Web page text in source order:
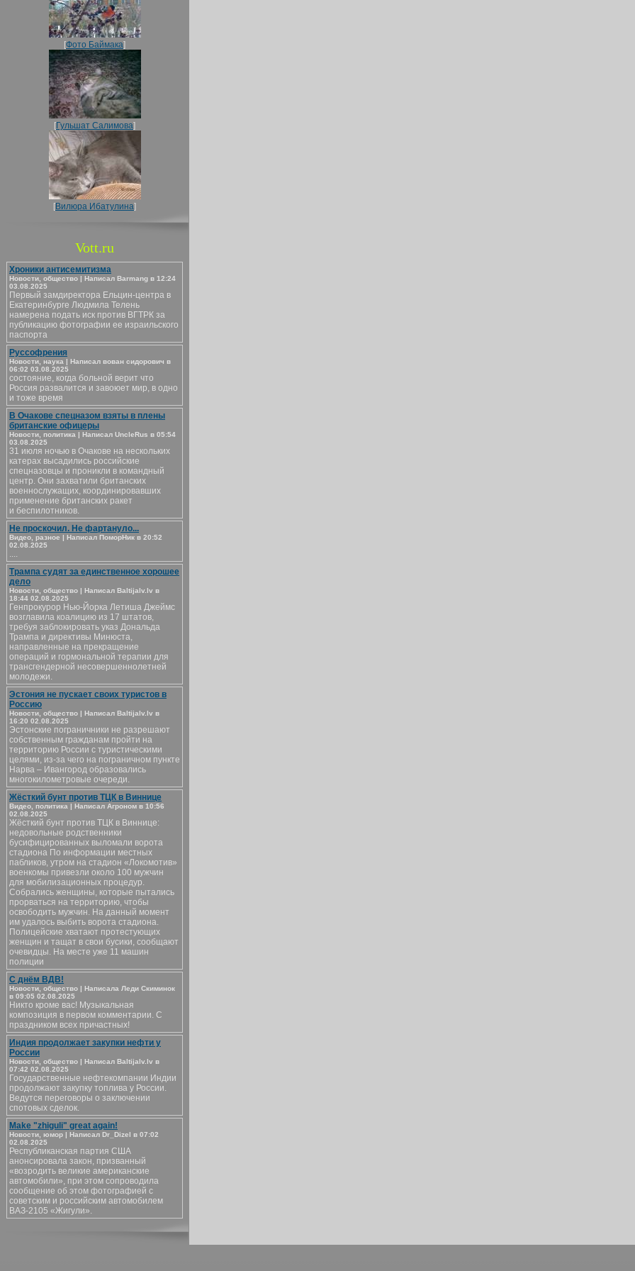
[Фото Баймака]
[Гульшат Салимова]
[Вилюра Ибатулина]
Vott.ru
Хроники антисемитизма
Новости, общество | Написал Barmang в 12:24
03.08.2025
Первый замдиректора Ельцин-центра в
Екатеринбурге Людмила Телень
намерена подать иск против ВГТРК за
публикацию фотографии ее израильского
паспорта
Руссофрения
Новости, наука | Написал вован сидорович в
06:02 03.08.2025
состояние, когда больной верит что
Россия развалится и завоюет мир, в одно
и тоже время
В Очакове спецназом взяты в плены
британские офицеры
Новости, политика | Написал UncleRus в 05:54
03.08.2025
31 июля ночью в Очакове на нескольких
катерах высадились российские
спецназовцы и проникли в командный
центр. Они захватили британских
военнослужащих, координировавших
применение британских ракет
и беспилотников.
Не проскочил. Не фартануло...
Видео, разное | Написал ПоморНик в 20:52
02.08.2025
....
Трампа судят за единственное хорошее
дело
Новости, общество | Написал Baltijalv.lv в
18:44 02.08.2025
Генпрокурор Нью-Йорка Летиша Джеймс
возглавила коалицию из 17 штатов,
требуя заблокировать указ Дональда
Трампа и директивы Минюста,
направленные на прекращение
операций и гормональной терапии для
трансгендерной несовершеннолетней
молодежи.
Эстония не пускает своих туристов в
Россию
Новости, общество | Написал Baltijalv.lv в
16:20 02.08.2025
Эстонские пограничники не разрешают
собственным гражданам пройти на
территорию России с туристическими
целями, из-за чего на пограничном пункте
Нарва – Ивангород образовались
многокилометровые очереди.
Жёсткий бунт против ТЦК в Виннице
Видео, политика | Написал Агроном в 10:56
02.08.2025
Жёсткий бунт против ТЦК в Виннице:
недовольные родственники
бусифицированных выломали ворота
стадиона По информации местных
пабликов, утром на стадион «Локомотив»
военкомы привезли около 100 мужчин
для мобилизационных процедур.
Собрались женщины, которые пытались
прорваться на территорию, чтобы
освободить мужчин. На данный момент
им удалось выбить ворота стадиона.
Полицейские хватают протестующих
женщин и тащат в свои бусики, сообщают
очевидцы. На месте уже 11 машин
полиции
С днём ВДВ!
Новости, общество | Написала Леди Скиминок
в 09:05 02.08.2025
Никто кроме вас! Музыкальная
композиция в первом комментарии. С
праздником всех причастных!
Индия продолжает закупки нефти у
России
Новости, общество | Написал Baltijalv.lv в
07:42 02.08.2025
Государственные нефтекомпании Индии
продолжают закупку топлива у России.
Ведутся переговоры о заключении
спотовых сделок.
Make "zhiguli" great again!
Новости, юмор | Написал Dr_Dizel в 07:02
02.08.2025
Республиканская партия США
анонсировала закон, призванный
«возродить великие американские
автомобили», при этом сопроводила
сообщение об этом фотографией с
советским и российским автомобилем
ВАЗ-2105 «Жигули».